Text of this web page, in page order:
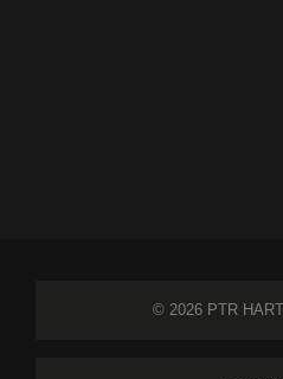
© 2026 PTR